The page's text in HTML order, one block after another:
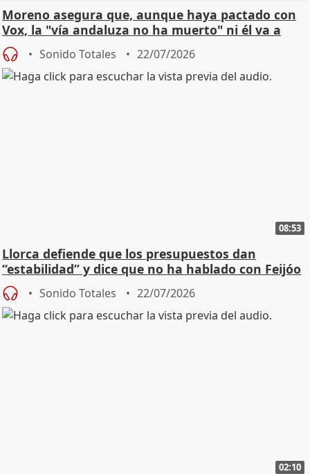
Moreno asegura que, aunque haya pactado con
Vox, la "vía andaluza no ha muerto" ni él va a
"cambiar"
Sonido Totales 22/07/2026
08:53
Llorca defiende que los presupuestos dan
“estabilidad” y dice que no ha hablado con Feijóo
Sonido Totales 22/07/2026
02:10